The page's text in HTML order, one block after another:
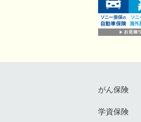
がん保険
学資保険